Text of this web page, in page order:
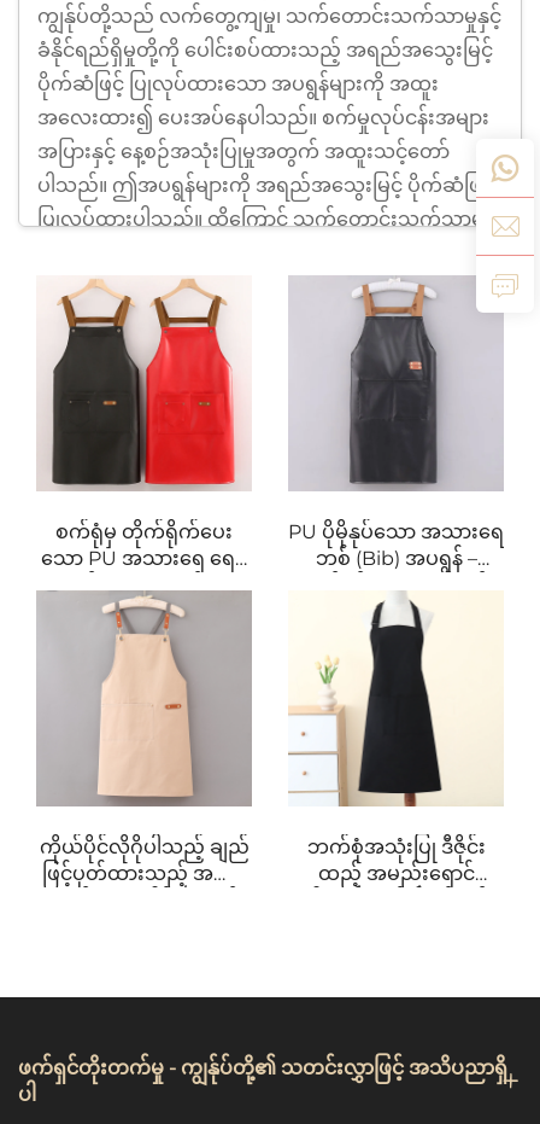
ကျွန်ုပ်တို့သည် လက်တွေ့ကျမှု၊ သက်တောင်းသက်သာမှုနှင့်
ခံနိုင်ရည်ရှိမှုတို့ကို ပေါင်းစပ်ထားသည့် အရည်အသွေးမြင့်
ပိုက်ဆံဖြင့် ပြုလုပ်ထားသော အပရွန်များကို အထူး
အလေးထား၍ ပေးအပ်နေပါသည်။ စက်မှုလုပ်ငန်းအများ
အပြားနှင့် နေ့စဉ်အသုံးပြုမှုအတွက် အထူးသင့်တော်
ပါသည်။ ဤအပရွန်များကို အရည်အသွေးမြင့် ပိုက်ဆံဖြင့်
ပြုလုပ်ထားပါသည်။ ထို့ကြောင့် သက်တောင်းသက်သာမှု၊
လွယ်ကူစွာ လှုပ်ရှားနိုင်မှုနှင့် ကာကွယ်မှုတို့ကို လိုအပ်သည့်
ပတ်ဝန်းကျင်များတွင် အသုံးပြုရန် အထူးသင့်တော်
ပါသည်။
ကျွန်ုပ်တို့၏ ပိုက်ဆံဖြင့် ပြုလုပ်ထားသော အပရွန်များကို
အညစ်အကှေး၊ စိုစွတ်မှုနှင့် အစက်အပေါက်များမှ အထူး
ကာကွယ်ပေးနိုင်ရန် ဒီဇိုင်းထုတ်ထားပါသည်။ ထို့အပြင်
အသားပေါ်တွင် နူးညံ့သော အာရုံခံမှုကို ထိန်းသိမ်းပေး
ပါသည်။ သင်သည် အလုပ်များသည့် မီးဖိုခေါင်းတွင်
အလုပ်လုပ်နေသည်ဖြစ်စေ၊ စက်ရုံတွင် အလုပ်လုပ်
နေသည်ဖြစေ၊ ကော်ဖီဆိုင်တွင် အလုပ်လုပ်နေသည်ဖြစေ
သို့မဟုတ် အိမ်တွင် အလုပ်လုပ်နေသည်ဖြစေ ကျွန်ုပ်တို့၏
အပရွန်များသည် ယုံကြည်စိတ်ချရသည့် ကာကွယ်မှုကို
ရယူလိုသည့် လူတိုင်းအတွက် အရေးကြီးသည့်
အဝတ်အစားဖြစ်ပါသည်။ အရွယ်အစားနှင့် အရောင်အမျိုး
မျိုးမှ လိုဂို စိုက်ထားခြင်းအထိ ကျွန်ုပ်တို့သည် အကောင်း
ဆုံး ပုံစံပေးနိုင်သည့် အခွင့်အလမ်းများကို အကျယ်တောင်း
စွာ ပေးအပ်ပါသည်။ ထို့ကြောင့် သင်၏ လုပ်ငန်း သို့မဟုတ်
ကို ရယူနိုင်ပါသည်။
ပေးပြီး ပရော်ဖက်ရှင်နယ်နှင့် ကိုယ်ပိုင်အသုံးပြုမှုနှစ်မျှ
ထူးခြားသော အင်္ဂါရပ်များနှင့် အကျိုးကျေးဇူးများ
စက်ရုံမှ တိုက်ရိုက်ပေး
သော PU အသားရေ ရေမ
ဝင်သော အပရွန် –
များပြားသော အသုံးဝင်မှု
များရှိသည့် ပစ်နစ်၊ ဘာဘီ
ကျူး၊ မုန့်ဖုတ်ခြင်း၊ ဆီမ
ဝင်သော အလုပ်လုပ်
ရာတွင် အသုံးပြုသည့် အပ
PU ပိုမိုနုပ်သော အသားရေ
ဘစ် (Bib) အပရွန် –
ကိုယ်ပိုင် လိုဂို ထည့်သွင်း
နိုင်ပါသည်။ စိမ်းရောင်
အပရွန်ကို ဖော်စပ်ပြီး
ဆေးကြောနိုင်ပါသည်။
ခြေထောက်ချေးခြင်း၊
အမှုန်ဖြတ်ခြင်း၊ ပန်းဆိုင်၊
ဘာတင်ဒာများအတွက်
အသုံးပြုနိုင်ပါသည်။
သန့်ရှင်းရေး၊ ဘာဘီကျူး
အသုံးဝင်ပါသည်။
ကိုယ်ပိုင်လိုဂိုပါသည့် ချည်
ဖြင့်ပုတ်ထားသည့် အဝေး
အတွက်)
ဘက်စုံအသုံးပြု ဒီဇိုင်း
ထည့် အမည်းရောင်
အစားအသောက်
ဝန်ဆောင်မှုနှင့် သန့်ရှင်း
ဖက်ရှင်တိုးတက်မှု - ကျွန်ုပ်တို့၏ သတင်းလွှာဖြင့် အသိပညာရှိ
ပါ